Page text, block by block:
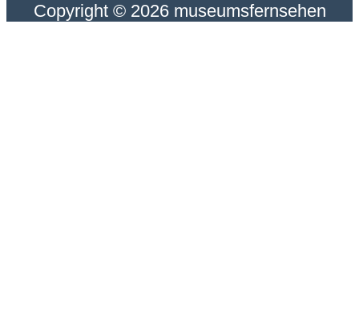
Copyright © 2026 museumsfernsehen